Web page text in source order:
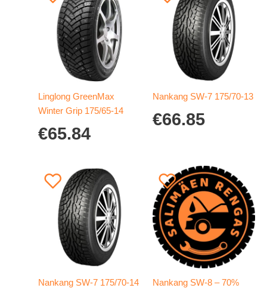
Linglong GreenMax
Winter Grip 175/65-14
€65.84
Nankang SW-7 175/70-13
€66.85
Nankang SW-7 175/70-14
Nankang SW-8 – 70%